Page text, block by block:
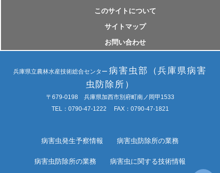
このサイトについて
サイトマップ
お問い合わせ
兵庫県立農林水産技術総合センター病害虫部（兵庫県病害
虫防除所）
〒679-0198 兵庫県加西市別府町南ノ岡甲1533
TEL：0790-47-1222 FAX：0790-47-1821
病害虫発生予察情報 病害虫防除所の業務
病害虫防除所の業務 病害虫に関する技術情報